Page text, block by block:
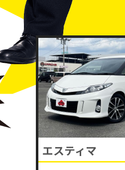
エスティマ